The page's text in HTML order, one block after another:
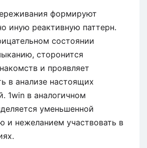
формируют
иную реактивную паттерн.
состоянии
сторонится
и проявляет
в анализе настоящих
1win в аналогичном
уменьшенной
и нежеланием участвовать в